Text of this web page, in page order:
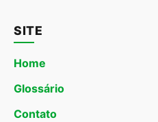
SITE
Home
Glossário
Contato